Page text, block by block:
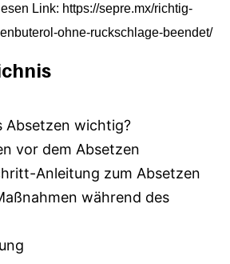
Link: https://sepre.mx/richtig-
ohne-ruckschlage-beendet/
Absetzen wichtig?
vor dem Absetzen
Anleitung zum Absetzen
während des